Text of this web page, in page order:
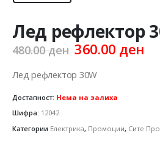
Лед рефлектор
480.00ден Original
was:
360.00 ден
Лед рефлектор 30W
Достапност: Нема на залиха
Шифра: 12042
Категории Електрика, Промоции, Сите